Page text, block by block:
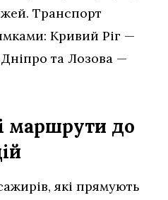
Транспорт
Кривий Ріг —
та Лозова —
маршрути до
які прямують